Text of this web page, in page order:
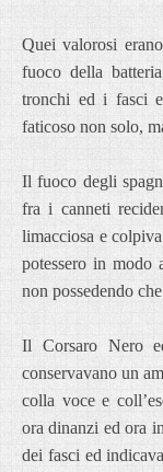
Quei valorosi
fuoco della
tronchi ed i fasci
faticoso non solo,
Il fuoco degli
fra i canneti
limacciosa e
potessero in modo
non possedendo
Il Corsaro Nero
conservavano un
colla voce e
ora dinanzi ed ora
dei fasci ed